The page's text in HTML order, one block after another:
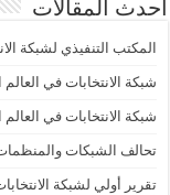
أحدث المقالات
المكتب التنفيذي لشبكة
شبكة الانتخابات في العالم
شبكة الانتخابات في
تحالف الشبكات والمنظمات
تقرير أولي لشبكة